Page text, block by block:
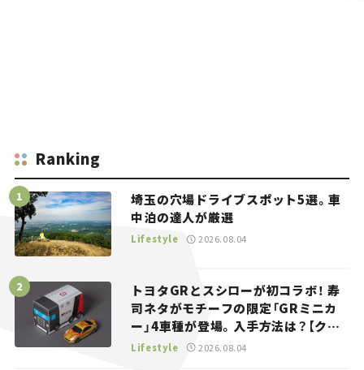
Ranking
埼玉の穴場ドライブスポット5選。車
中泊の達人が厳選
Lifestyle 2026.08.04
トヨタGRとスシローが初コラボ！ 寿
司ネタがモチーフの限定「GRミニカ
ー」4車種が登場。入手方法は？【クル
マとホビー】
Lifestyle 2026.08.04